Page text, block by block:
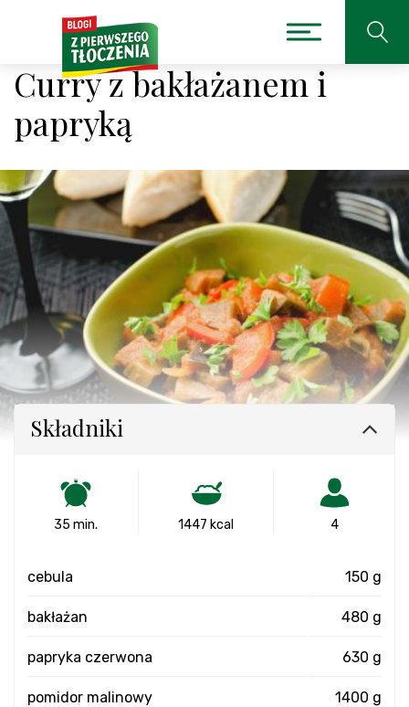
Curry z bakłażanem i
papryką
Składniki
35 min. 1447 kcal 4
cebula 150 g
bakłażan 480 g
papryka czerwona 630 g
pomidor malinowy 1400 g